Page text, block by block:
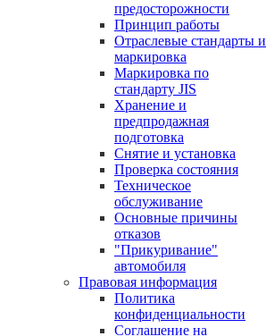
предосторожности
Принцип работы
Отраслевые стандарты и
маркировка
Маркировка по
стандарту JIS
Хранение и
предпродажная
подготовка
Снятие и установка
Проверка состояния
Техническое
обслуживание
Основные причины
отказов
"Прикуривание"
автомобиля
Правовая информация
Политика
конфиденциальности
Соглашение на